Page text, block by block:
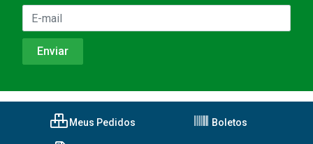
Meus Pedidos Boletos